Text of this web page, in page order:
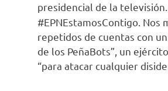
presidencial de la
#EPNEstamosContigo. Nos
repetidos de cuentas con
de los PeñaBots”, un
“para atacar cualquier